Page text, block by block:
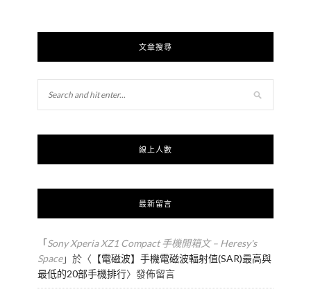
文章搜尋
線上人數
最新留言
「Sony Xperia XZ1 Compact 手機開箱文 – Heresy's
Space」於〈 【電磁波】手機電磁波輻射值(SAR)最高與
最低的20部手機排行〉發佈留言